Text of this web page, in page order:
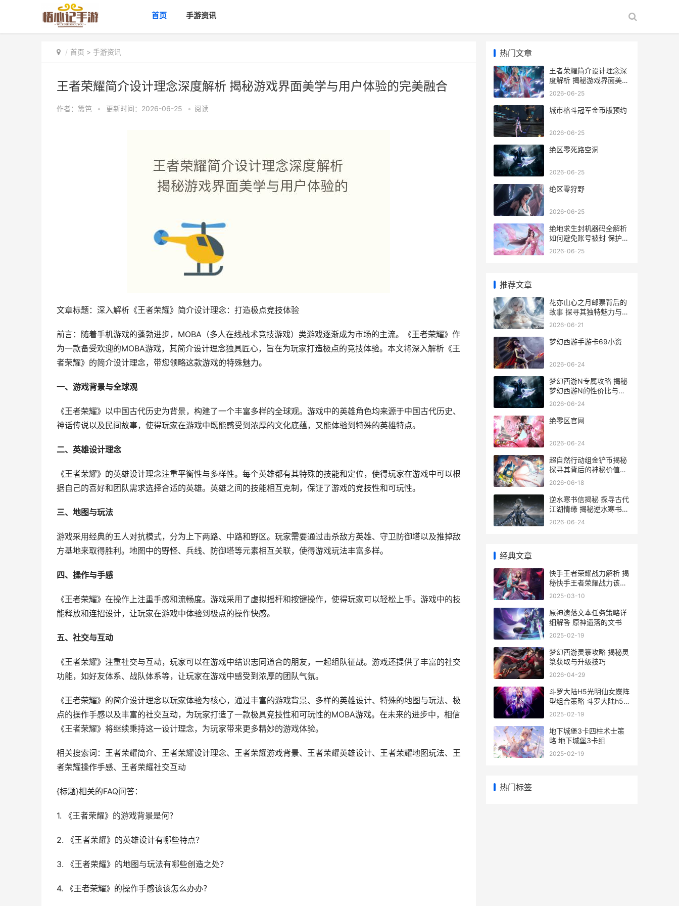
首页 手游资讯
首页 > 手游资讯
王者荣耀简介设计理念深度解析 揭秘游戏界面美学与用户体验的完美融合
作者： 篱笆 • 更新时间：2026-06-25 • 阅读
文章标题：深入解析《王者荣耀》简介设计理念：打造极点竞技体验
前言：随着手机游戏的蓬勃进步，MOBA（多人在线战术竞技游戏）类游戏逐渐成为市场的主流。《王者荣耀》作
为一款备受欢迎的MOBA游戏，其简介设计理念独具匠心，旨在为玩家打造极点的竞技体验。本文将深入解析《王
者荣耀》的简介设计理念，带您领略这款游戏的特殊魅力。
一、游戏背景与全球观
《王者荣耀》以中国古代历史为背景，构建了一个丰富多样的全球观。游戏中的英雄角色均来源于中国古代历史、
神话传说以及民间故事，使得玩家在游戏中既能感受到浓厚的文化底蕴，又能体验到特殊的英雄特点。
二、英雄设计理念
《王者荣耀》的英雄设计理念注重平衡性与多样性。每个英雄都有其特殊的技能和定位，使得玩家在游戏中可以根
据自己的喜好和团队需求选择合适的英雄。英雄之间的技能相互克制，保证了游戏的竞技性和可玩性。
三、地图与玩法
游戏采用经典的五人对抗模式，分为上下两路、中路和野区。玩家需要通过击杀敌方英雄、守卫防御塔以及推掉敌
方基地来取得胜利。地图中的野怪、兵线、防御塔等元素相互关联，使得游戏玩法丰富多样。
四、操作与手感
《王者荣耀》在操作上注重手感和流畅度。游戏采用了虚拟摇杆和按键操作，使得玩家可以轻松上手。游戏中的技
能释放和连招设计，让玩家在游戏中体验到极点的操作快感。
五、社交与互动
《王者荣耀》注重社交与互动，玩家可以在游戏中结识志同道合的朋友，一起组队征战。游戏还提供了丰富的社交
功能，如好友体系、战队体系等，让玩家在游戏中感受到浓厚的团队气氛。
《王者荣耀》的简介设计理念以玩家体验为核心，通过丰富的游戏背景、多样的英雄设计、特殊的地图与玩法、极
点的操作手感以及丰富的社交互动，为玩家打造了一款极具竞技性和可玩性的MOBA游戏。在未来的进步中，相信
《王者荣耀》将继续秉持这一设计理念，为玩家带来更多精妙的游戏体验。
相关搜索词：王者荣耀简介、王者荣耀设计理念、王者荣耀游戏背景、王者荣耀英雄设计、王者荣耀地图玩法、王
者荣耀操作手感、王者荣耀社交互动
{标题}相关的FAQ问答：
1. 《王者荣耀》的游戏背景是何？
2. 《王者荣耀》的英雄设计有哪些特点？
3. 《王者荣耀》的地图与玩法有哪些创造之处？
4. 《王者荣耀》的操作手感该该怎么办办？
热门文章
王者荣耀简介设计理念深
度解析 揭秘游戏界面美学
与用户体验的完美融合
2026-06-25
城市格斗冠军金币版预约
2026-06-25
绝区零死路空洞
2026-06-25
绝区零狩野
2026-06-25
绝地求生封机器码全解析
如何避免账号被封 保护游
戏安全
2026-06-25
推荐文章
花亦山心之月邮票背后的
故事 探寻其独特魅力与收
藏价值
2026-06-21
梦幻西游手游卡69小资
2026-06-24
梦幻西游N专属攻略 揭秘
梦幻西游N的性价比与购
买指南
2026-06-24
绝零区官网
2026-06-24
超自然行动组金铲币揭秘
探寻其背后的神秘价值与
收藏价值
2026-06-18
逆水寒书信揭秘 探寻古代
江湖情缘 揭秘逆水寒书信
中的江湖秘密
2026-06-24
经典文章
快手王者荣耀战力解析 揭
秘快手王者荣耀战力该该
怎么办办算的详细攻略
2025-03-10
原神遗落文本任务策略详
细解答 原神遗落的文书
2025-02-19
梦幻西游灵箓攻略 揭秘灵
箓获取与升级技巧
2026-04-29
斗罗大陆H5光明仙女蝶阵
型组合策略 斗罗大陆h5
光明龙魂怎么得
2025-02-19
地下城堡3卡四柱术士策
略 地下城堡3卡组
2025-02-19
热门标签